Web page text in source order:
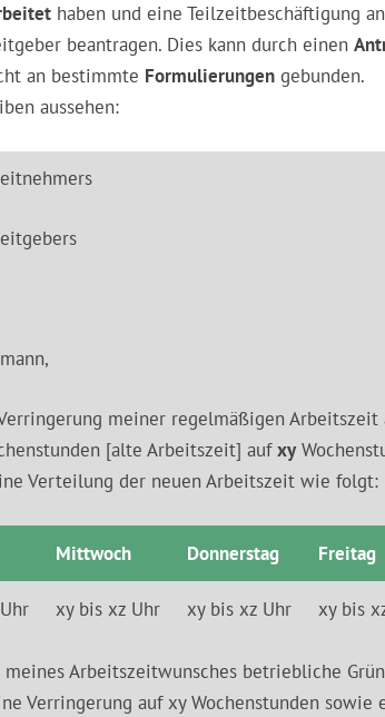
haben und eine Teilzeitbeschäftigung
beantragen. Dies kann durch einen
an bestimmte Formulierungen gebunden.
aussehen:
meiner regelmäßigen Arbeitszeit
[alte Arbeitszeit] aufxy
Verteilung der neuen Arbeitszeit wie folgt:
Mittwoch Donnerstag Freitag
xy bis xz Uhr xy bis xz Uhr xy bis
Arbeitszeitwunsches betriebliche
Verringerung auf xy Wochenstunden sowie